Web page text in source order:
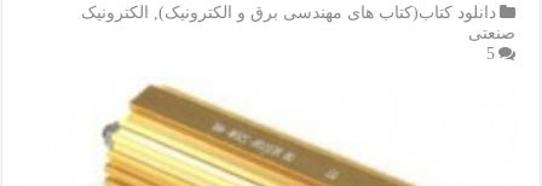
دانلود کتاب(کتاب های مهندسی برق و الکترونیک) الکترونیک
صنعتی
5